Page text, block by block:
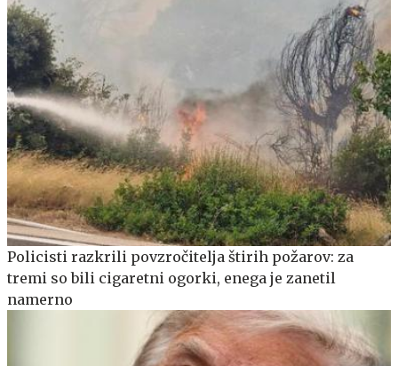
Policisti razkrili povzročitelja štirih požarov: za
tremi so bili cigaretni ogorki, enega je zanetil
namerno